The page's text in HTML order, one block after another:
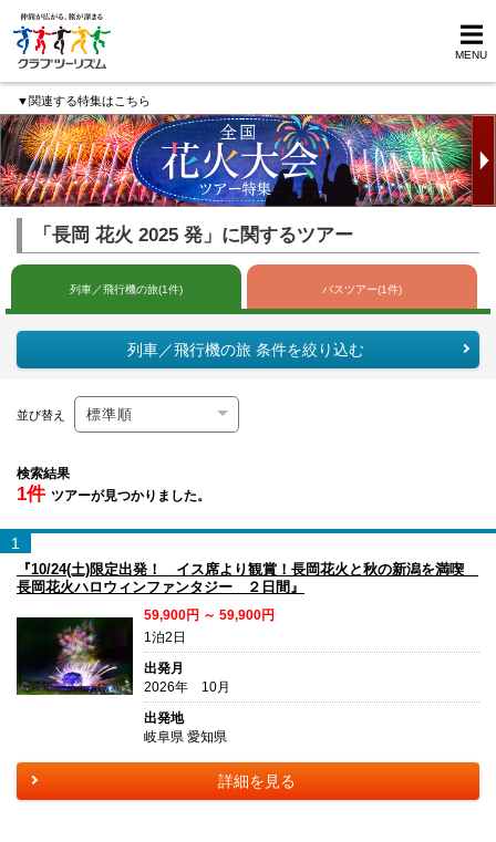
MENU
▼関連する特集はこちら
「長岡 花火 2025 発」に関するツアー
列車／飛行機の旅(1件) バスツアー(1件)
列車／飛行機の旅 条件を絞り込む
並び替え
検索結果
1件 ツアーが見つかりました。
1
『10/24(土)限定出発！ イス席より観賞！長岡花火と秋の新潟を満喫
長岡花火ハロウィンファンタジー ２日間』
59,900円 ～ 59,900円
1泊2日
出発月
2026年 10月
出発地
岐阜県 愛知県
詳細を見る